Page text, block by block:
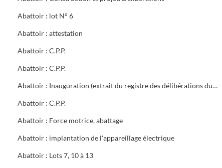
Abattoir : lot N° 6
Abattoir : attestation
Abattoir : C.P.P.
Abattoir : C.P.P.
Abattoir : Inauguration (extrait du registre des délibérations du Conseil Municipal)
Abattoir : C.P.P.
Abattoir : Force motrice, abattage
Abattoir : implantation de l'appareillage électrique
Abattoir : Lots 7, 10 à 13